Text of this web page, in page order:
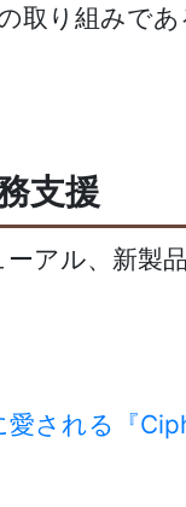
取り組みであ
支援
アル、新製
愛される『